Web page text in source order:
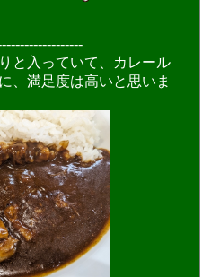
と入っていて、カレール
、満足度は高いと思いま